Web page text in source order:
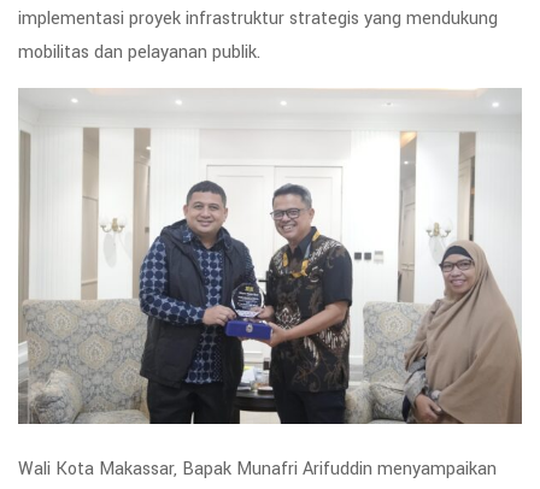
implementasi proyek infrastruktur strategis yang mendukung
mobilitas dan pelayanan publik.
Wali Kota Makassar, Bapak Munafri Arifuddin menyampaikan